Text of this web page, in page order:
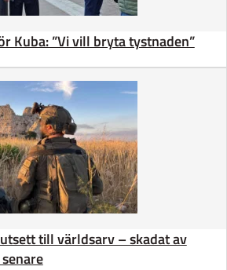
Kuba: ”Vi vill bryta tystnaden”
till världsarv – skadat av